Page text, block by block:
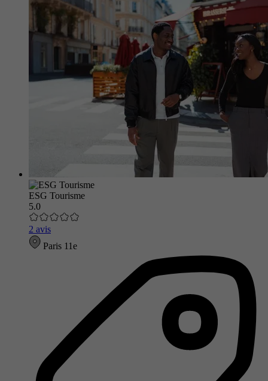
ESG Tourisme
5.0
2 avis
Paris 11e